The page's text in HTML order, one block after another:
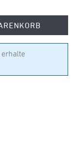
Wert